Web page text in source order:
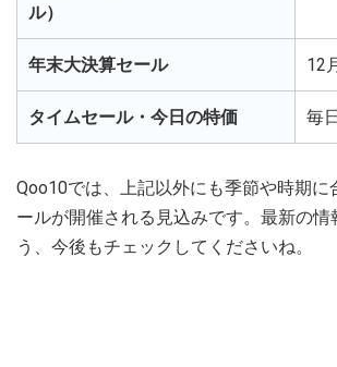
ル）
年末大決算セール 12
タイムセール・今日の特価 毎
Qoo10では、上記以外にも季節や時期に
ールが開催される見込みです。最新の情
う、今後もチェックしてくださいね。